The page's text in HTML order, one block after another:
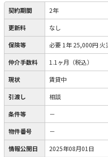
契約期間 2年
更新料 なし
保険等 必要 1年 25,000円 火
仲介手数料 1.1ヶ月（税込）
現状 賃貸中
引渡し 相談
条件等 －
物件番号 －
情報公開日 2025年08月01日